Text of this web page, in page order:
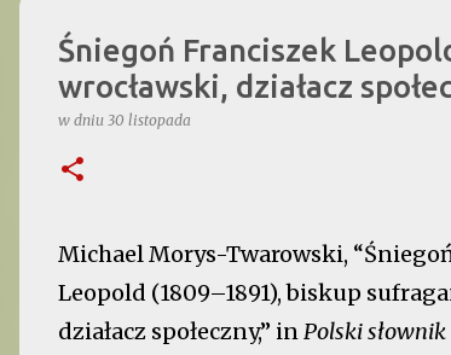
Śniegoń Franciszek
wrocławski, działacz
w dniu 30 listopada
Michael Morys-Twarowski,
Leopold (1809–1891), biskup
działacz społeczny,” inPolski